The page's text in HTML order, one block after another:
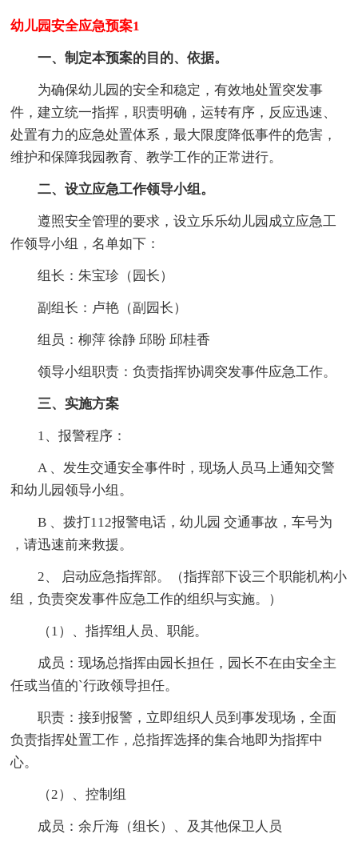
幼儿园安全应急预案1
一、制定本预案的目的、依据。
为确保幼儿园的安全和稳定，有效地处置突发事
件，建立统一指挥，职责明确，运转有序，反应迅速、
处置有力的应急处置体系，最大限度降低事件的危害，
维护和保障我园教育、教学工作的正常进行。
二、设立应急工作领导小组。
遵照安全管理的要求，设立乐乐幼儿园成立应急工
作领导小组，名单如下：
组长：朱宝珍（园长）
副组长：卢艳（副园长）
组员：柳萍 徐静 邱盼 邱桂香
领导小组职责：负责指挥协调突发事件应急工作。
三、实施方案
1、报警程序：
A 、发生交通安全事件时，现场人员马上通知交警
和幼儿园领导小组。
B 、拨打112报警电话，幼儿园 交通事故，车号为
，请迅速前来救援。
2、 启动应急指挥部。（指挥部下设三个职能机构小
组，负责突发事件应急工作的组织与实施。）
（1）、指挥组人员、职能。
成员：现场总指挥由园长担任，园长不在由安全主
任或当值的`行政领导担任。
职责：接到报警，立即组织人员到事发现场，全面
负责指挥处置工作，总指挥选择的集合地即为指挥中
心。
（2）、控制组
成员：余斤海（组长）、及其他保卫人员